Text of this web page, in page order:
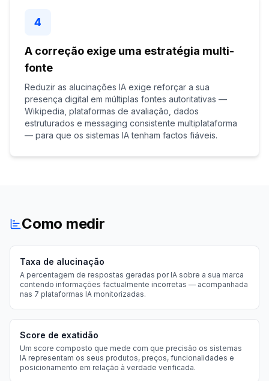
4
A correção exige uma estratégia multi-
fonte
Reduzir as alucinações IA exige reforçar a sua
presença digital em múltiplas fontes autoritativas —
Wikipedia, plataformas de avaliação, dados
estruturados e messaging consistente multiplataforma
— para que os sistemas IA tenham factos fiáveis.
Como medir
Taxa de alucinação
A percentagem de respostas geradas por IA sobre a sua marca
contendo informações factualmente incorretas — acompanhada
nas 7 plataformas IA monitorizadas.
Score de exatidão
Um score composto que mede com que precisão os sistemas
IA representam os seus produtos, preços, funcionalidades e
posicionamento em relação à verdade verificada.